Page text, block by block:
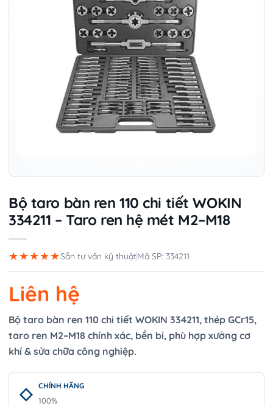
Bộ taro bàn ren 110 chi tiết WOKIN
334211 – Taro ren hệ mét M2–M18
★★★★★Sẵn tư vấn kỹ thuậtMã SP: 334211
Liên hệ
Bộ taro bàn ren 110 chi tiết WOKIN 334211, thép GCr15,
taro ren M2–M18 chính xác, bền bỉ, phù hợp xưởng cơ
khí & sửa chữa công nghiệp.
CHÍNH HÃNG
100%